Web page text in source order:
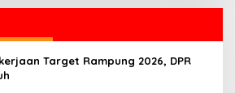
Target Rampung 2026, DPR